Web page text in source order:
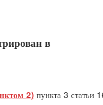
в
2) пункта 3 статьи